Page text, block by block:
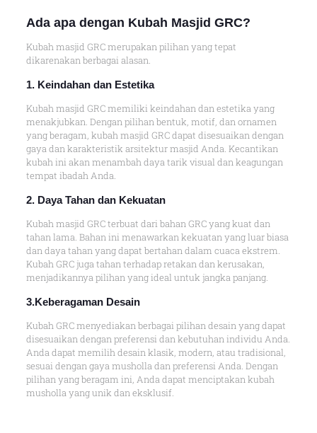
Ada apa dengan Kubah Masjid GRC?
Kubah masjid GRC merupakan pilihan yang tepat
dikarenakan berbagai alasan.
1. Keindahan dan Estetika
Kubah masjid GRC memiliki keindahan dan estetika yang
menakjubkan. Dengan pilihan bentuk, motif, dan ornamen
yang beragam, kubah masjid GRC dapat disesuaikan dengan
gaya dan karakteristik arsitektur masjid Anda. Kecantikan
kubah ini akan menambah daya tarik visual dan keagungan
tempat ibadah Anda.
2. Daya Tahan dan Kekuatan
Kubah masjid GRC terbuat dari bahan GRC yang kuat dan
tahan lama. Bahan ini menawarkan kekuatan yang luar biasa
dan daya tahan yang dapat bertahan dalam cuaca ekstrem.
Kubah GRC juga tahan terhadap retakan dan kerusakan,
menjadikannya pilihan yang ideal untuk jangka panjang.
3.Keberagaman Desain
Kubah GRC menyediakan berbagai pilihan desain yang dapat
disesuaikan dengan preferensi dan kebutuhan individu Anda.
Anda dapat memilih desain klasik, modern, atau tradisional,
sesuai dengan gaya musholla dan preferensi Anda. Dengan
pilihan yang beragam ini, Anda dapat menciptakan kubah
musholla yang unik dan eksklusif.